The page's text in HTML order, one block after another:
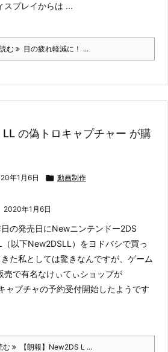
スプレイからは ...
む 目の疲れ軽減に！ ...
LL の偽トロキャプチャー が購
年1月6日  動画制作
2020年1月6日
の発売日にNewニンテンドー2DS
（以下New2DSLL）をヨドバシで買っ
きた私としては驚きなんですが、ゲーム
売で有名なけぃてぃショップが
ャプチャの予約受付開始したようです
む 【朗報】New2DS L ...